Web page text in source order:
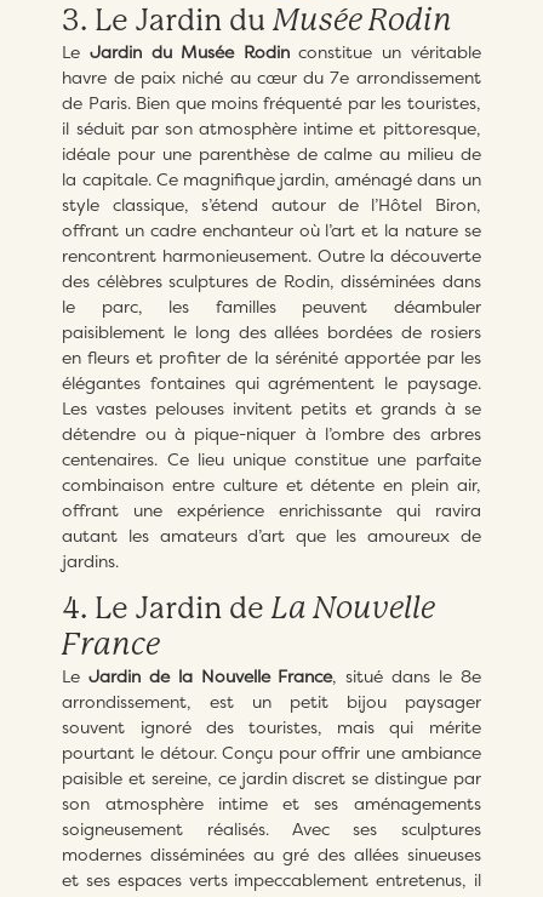
3. Le Jardin duMusée Rodin
LeJardin du Musée Rodinconstitue un véritable
havre de paix niché au cœur du 7e arrondissement
de Paris. Bien que moins fréquenté par les touristes,
il séduit par son atmosphère intime et pittoresque,
idéale pour une parenthèse de calme au milieu de
la capitale. Ce magnifique jardin, aménagé dans un
style classique, s’étend autour de l’Hôtel Biron,
offrant un cadre enchanteur où l’art et la nature se
rencontrent harmonieusement. Outre la découverte
des célèbres sculptures de Rodin, disséminées dans
le parc, les familles peuvent déambuler
paisiblement le long des allées bordées de rosiers
en fleurs et profiter de la sérénité apportée par les
élégantes fontaines qui agrémentent le paysage.
Les vastes pelouses invitent petits et grands à se
détendre ou à pique-niquer à l’ombre des arbres
centenaires. Ce lieu unique constitue une parfaite
combinaison entre culture et détente en plein air,
offrant une expérience enrichissante qui ravira
autant les amateurs d’art que les amoureux de
jardins.
4. Le Jardin deLa Nouvelle
France
LeJardin de la Nouvelle France, situé dans le 8e
arrondissement, est un petit bijou paysager
souvent ignoré des touristes, mais qui mérite
pourtant le détour. Conçu pour offrir une ambiance
paisible et sereine, ce jardin discret se distingue par
son atmosphère intime et ses aménagements
soigneusement réalisés. Avec ses sculptures
modernes disséminées au gré des allées sinueuses
et ses espaces verts impeccablement entretenus, il